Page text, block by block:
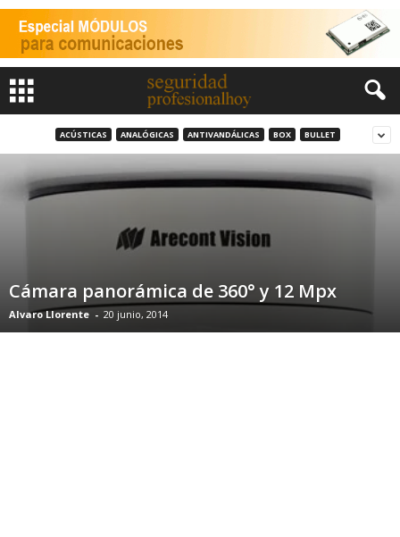
ACÚSTICAS ANALÓGICAS ANTIVANDÁLICAS BOX BULLET
Cámara panorámica de 360° y 12 Mpx
Alvaro Llorente - 20 junio, 2014